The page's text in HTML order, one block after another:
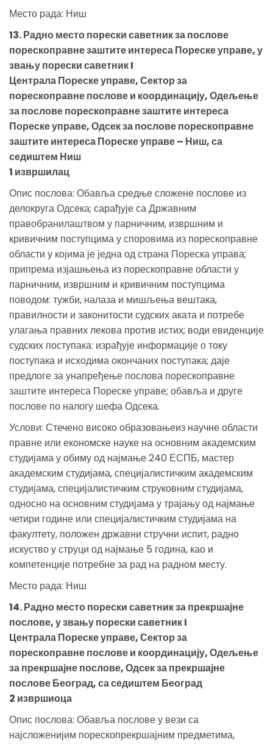
Место рада: Ниш
13. Радно место порески саветник за послове
порескоправне заштите интереса Пореске управе, у
звању порески саветник I
Централа Пореске управе, Сектор за
порескоправне послове и координацију, Одељење
за послове порескоправне заштите интереса
Пореске управе, Одсек за послове порескоправне
заштите интереса Пореске управе – Ниш, са
седиштем Ниш
1 извршилац
Опис послова: Обавља средње сложене послове из
делокруга Одсека; сарађује са Државним
правобранилаштвом у парничним, извршним и
кривичним поступцима у споровима из порескоправне
области у којима је једна од страна Пореска управа;
припрема изјашњења из порескоправне области у
парничним, извршним и кривичним поступцима
поводом: тужби, налаза и мишљења вештака,
правилности и законитости судских аката и потребе
улагања правних лекова против истих; води евиденције
судских поступака: израђује информације о току
поступака и исходима окончаних поступака; даје
предлоге за унапређење послова порескоправне
заштите интереса Пореске управе; обавља и друге
послове по налогу шефа Одсека.
Услови: Стечено високо образовањеиз научне области
правне или економске науке на основним академским
студијама у обиму од најмање 240 ЕСПБ, мастер
академским студијама, специјалистичким академским
студијама, специјалистичким струковним студијама,
односно на основним студијама у трајању од најмање
четири године или специјалистичким студијама на
факултету, положен државни стручни испит, радно
искуство у струци од најмање 5 година, као и
компетенције потребне за рад на радном месту.
Место рада: Ниш
14. Радно место порески саветник за прекршајне
послове, у звању порески саветник I
Централа Пореске управе, Сектор за
порескоправне послове и координацију, Одељење
за прекршајне послове, Одсек за прекршајне
послове Београд, са седиштем Београд
2 извршиоца
Опис послова: Обавља послове у вези са
најсложенијим порескопрекршајним предметима,